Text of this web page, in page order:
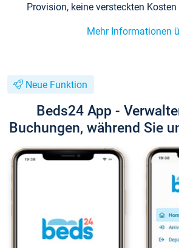
Provision, keine versteckten Kosten
Mehr Informationen
Neue Funktion
Beds24 App -
Buchungen, während Sie